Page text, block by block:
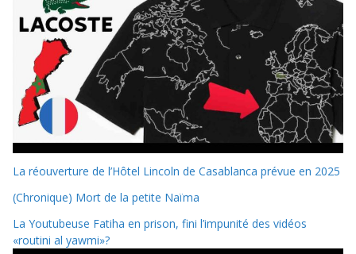
La réouverture de l’Hôtel Lincoln de Casablanca prévue en 2025
(Chronique) Mort de la petite Naïma
La Youtubeuse Fatiha en prison, fini l’impunité des vidéos
«routini al yawmi»?